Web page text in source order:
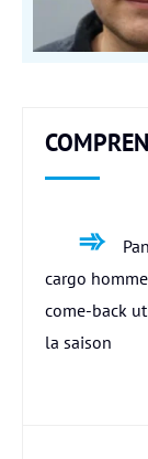
cargo
come-back
la saison